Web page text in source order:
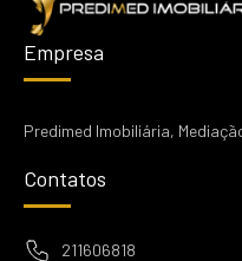
Empresa
Predimed Imobiliária,
Contatos
211606818